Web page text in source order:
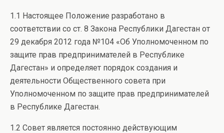
1.1 Настоящее Положение разработано в
соответствии со ст. 8 Закона Республики Дагестан от
29 декабря 2012 года №104 «Об Уполномоченном по
защите прав предпринимателей в Республике
Дагестан» и определяет порядок создания и
деятельности Общественного совета при
Уполномоченном по защите прав предпринимателей
в Республике Дагестан.
1.2 Совет является постоянно действующим